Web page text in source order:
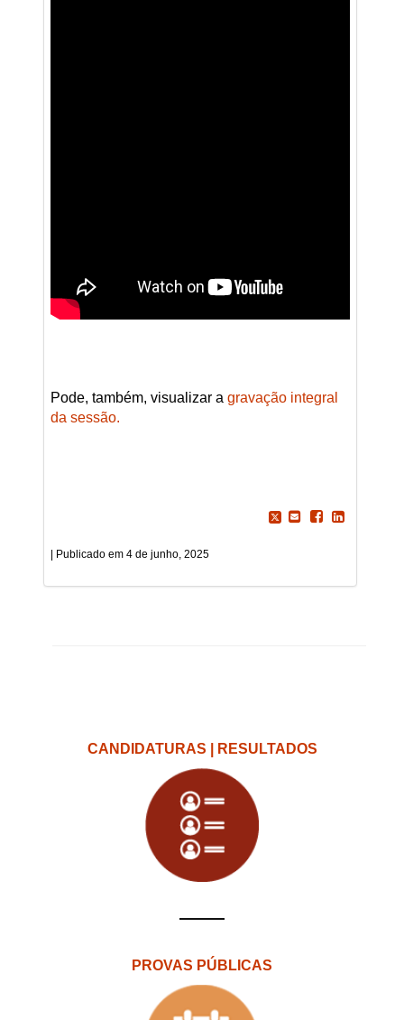
Pode, também, visualizar a gravação integral
da sessão.
4 de junho, 2025
CANDIDATURAS | RESULTADOS
PROVAS PÚBLICAS